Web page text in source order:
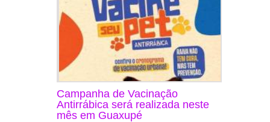
Campanha de Vacinação
Antirrábica será realizada neste
mês em Guaxupé